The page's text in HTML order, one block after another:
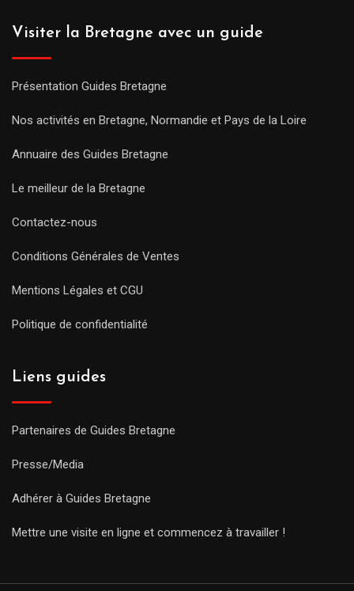
Visiter la Bretagne avec un guide
Présentation Guides Bretagne
Nos activités en Bretagne, Normandie et Pays de la Loire
Annuaire des Guides Bretagne
Le meilleur de la Bretagne
Contactez-nous
Conditions Générales de Ventes
Mentions Légales et CGU
Politique de confidentialité
Liens guides
Partenaires de Guides Bretagne
Presse/Media
Adhérer à Guides Bretagne
Mettre une visite en ligne et commencez à travailler !